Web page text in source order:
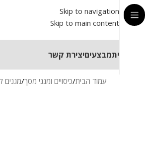
Skip to navigation
Skip to main content
ביתמבצעיםיצירת קשר
עמוד הבית/כיסויים ומגני מסך/